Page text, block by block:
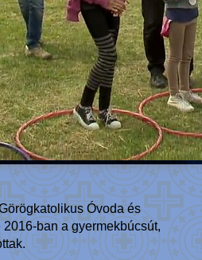
Óvoda és
ban a gyermekbúcsút,